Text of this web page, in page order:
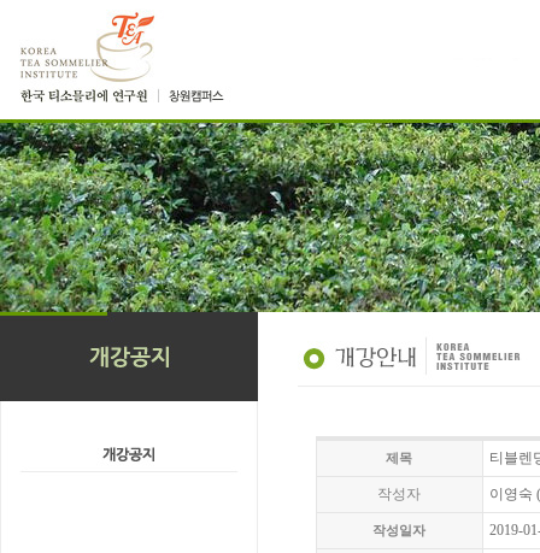
제목 티블렌
작성자 이영숙
작성일자 2019-